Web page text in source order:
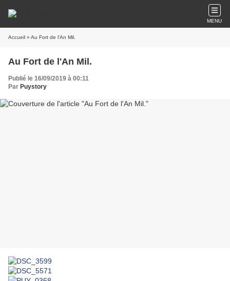
MENU
Accueil » Au Fort de l'An Mil.
Au Fort de l'An Mil.
Publié le 16/09/2019 à 00:11
Par Puystory